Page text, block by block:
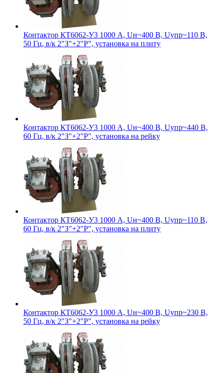
Контактор КТ6062-У3 1000 А, Uн~400 В, Uупр~110 В,
50 Гц, в/к 2"З"+2"Р", установка на плиту
Контактор КТ6062-У3 1000 А, Uн~400 В, Uупр~440 В,
60 Гц, в/к 2"З"+2"Р", установка на рейку
Контактор КТ6062-У3 1000 А, Uн~400 В, Uупр~110 В,
60 Гц, в/к 2"З"+2"Р", установка на плиту
Контактор КТ6062-У3 1000 А, Uн~400 В, Uупр~230 В,
50 Гц, в/к 2"З"+2"Р", установка на рейку